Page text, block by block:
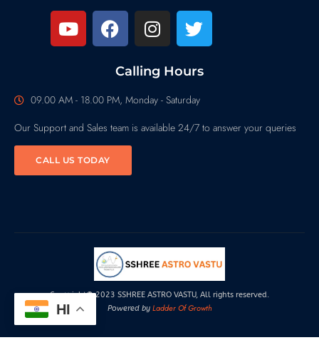
Calling Hours
09.00 AM - 18.00 PM, Monday - Saturday
Our Support and Sales team is available 24/7 to answer your queries
CALL US TODAY
Copyright© 2023 SSHREE ASTRO VASTU, All rights reserved.
Powered by Ladder Of Growth
HI